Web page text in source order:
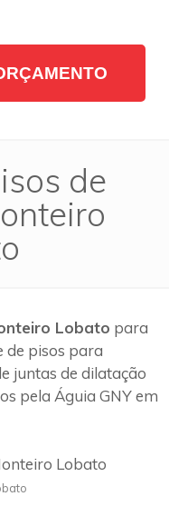
de
Lobato para
de pisos para
juntas de dilatação
pela Águia GNY em